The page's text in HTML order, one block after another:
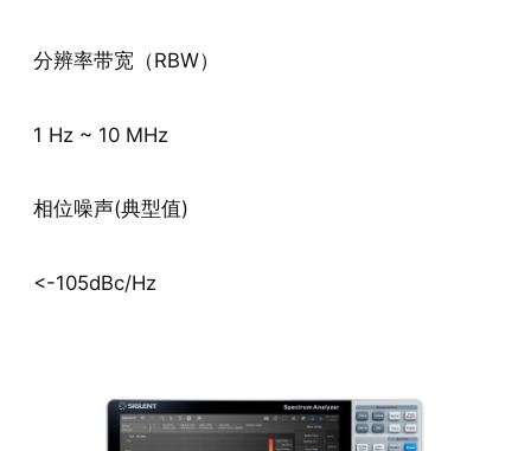
分辨率带宽（RBW）
1 Hz ~ 10 MHz
相位噪声(典型值)
<-105dBc/Hz